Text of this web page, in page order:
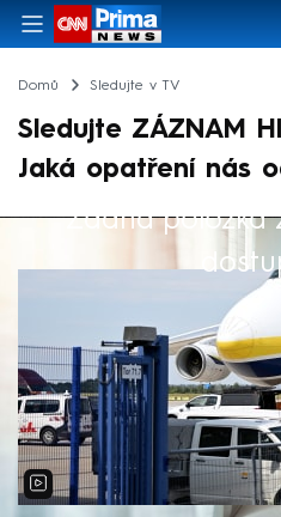
Domů Sledujte v TV
Sledujte ZÁZNAM
Jaká opatření nás
Žádná položka
Výběr redakce